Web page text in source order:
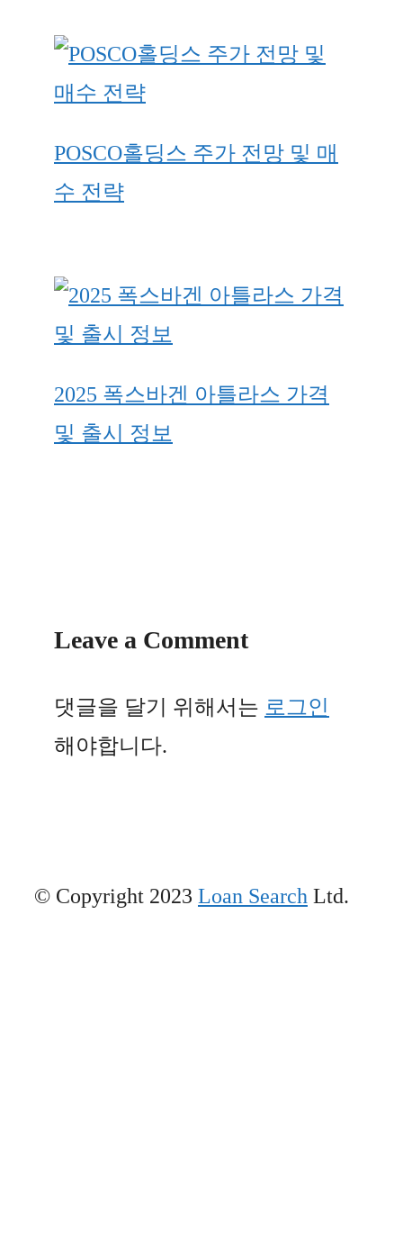
POSCO홀딩스 주가 전망 및 매
수 전략
2025 폭스바겐 아틀라스 가격
및 출시 정보
Leave a Comment
댓글을 달기 위해서는 로그인
해야합니다.
© Copyright 2023 Loan Search Ltd.